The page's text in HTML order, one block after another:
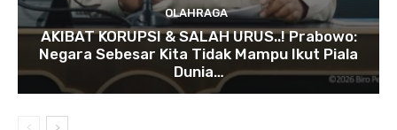
OLAHRAGA
AKIBAT KORUPSI & SALAH URUS..! Prabowo:
Negara Sebesar Kita Tidak Mampu Ikut Piala
Dunia…